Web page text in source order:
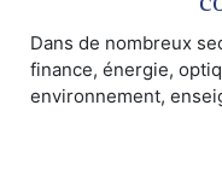
Dans de nombreux
finance, énergie,
environnement,